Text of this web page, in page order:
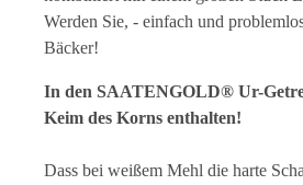
Werden Sie, - einfach und
Bäcker!
In den SAATENGOLD® Ur-
Keim des Korns enthalten!
Dass bei weißem Mehl die harte